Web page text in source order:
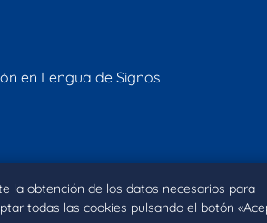
la obtención de los datos necesarios para
todas las cookies pulsando el botón
en Lengua de Signos
Política de Cookies